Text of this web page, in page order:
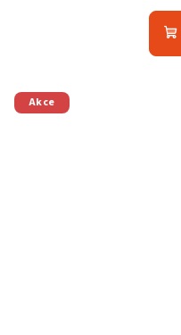
Akce